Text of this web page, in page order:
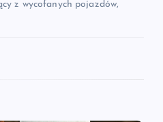
z wycofanych pojazdów,